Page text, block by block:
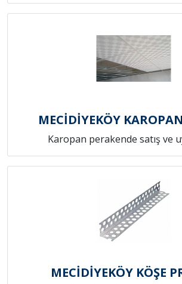
MECİDİYEKÖY
Karopan perakende satış ve
MECİDİYEKÖY KÖŞE